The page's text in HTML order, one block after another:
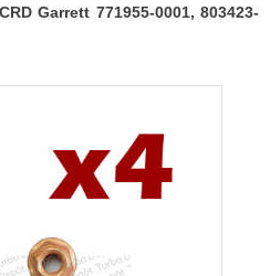
Garrett 771955-0001, 803423-